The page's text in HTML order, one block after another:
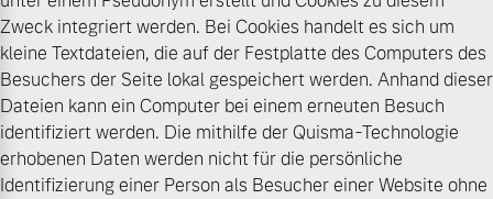
Zweck integriert werden. Bei Cookies handelt es sich um
kleine Textdateien, die auf der Festplatte des Computers des
Besuchers der Seite lokal gespeichert werden. Anhand dieser
Dateien kann ein Computer bei einem erneuten Besuch
identifiziert werden. Die mithilfe der Quisma-Technologie
erhobenen Daten werden nicht für die persönliche
Identifizierung einer Person als Besucher einer Website ohne